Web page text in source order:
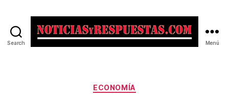
Search Menú
Categorías
ECONOMÍA